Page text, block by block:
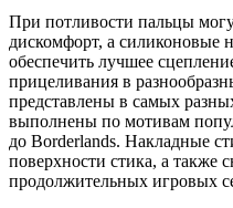
При потливости пальцы
дискомфорт, а силиконовые
обеспечить лучшее
прицеливания в
представлены в самых
выполнены по мотивам
до Borderlands. Накладные
поверхности стика, а также
продолжительных игровых